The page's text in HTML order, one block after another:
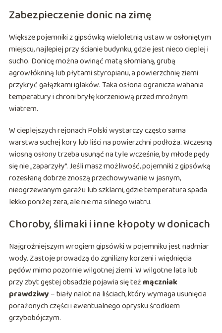
Zabezpieczenie donic na zimę
Większe pojemniki z gipsówką wieloletnią ustaw w osłoniętym
miejscu, najlepiej przy ścianie budynku, gdzie jest nieco cieplej i
sucho. Donicę można owinąć matą słomianą, grubą
agrowłókniną lub płytami styropianu, a powierzchnię ziemi
przykryć gałązkami iglaków. Taka osłona ogranicza wahania
temperatury i chroni bryłę korzeniową przed mroźnym
wiatrem.
W cieplejszych rejonach Polski wystarczy często sama
warstwa suchej kory lub liści na powierzchni podłoża. Wczesną
wiosną osłony trzeba usunąć na tyle wcześnie, by młode pędy
się nie „zaparzyły”. Jeśli masz możliwość, pojemniki z gipsówką
rozesłaną dobrze znoszą przechowywanie w jasnym,
nieogrzewanym garażu lub szklarni, gdzie temperatura spada
lekko poniżej zera, ale nie ma silnego wiatru.
Choroby, ślimaki i inne kłopoty w donicach
Najgroźniejszym wrogiem gipsówki w pojemniku jest nadmiar
wody. Zastoje prowadzą do zgnilizny korzeni i więdnięcia
pędów mimo pozornie wilgotnej ziemi. W wilgotne lata lub
przy zbyt gęstej obsadzie pojawia się też mączniak
prawdziwy – biały nalot na liściach, który wymaga usunięcia
porażonych części i ewentualnego oprysku środkiem
grzybobójczym.